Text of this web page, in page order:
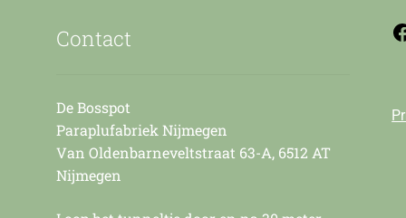
Contact
De Bosspot
Paraplufabriek Nijmegen
Van Oldenbarneveltstraat 63-A, 6512 AT
Nijmegen